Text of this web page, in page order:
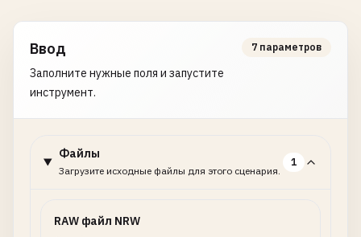
Ввод
Заполните нужные поля и запустите
инструмент.
7 параметров
Файлы
Загрузите исходные файлы для этого сценария.
1
RAW файл NRW